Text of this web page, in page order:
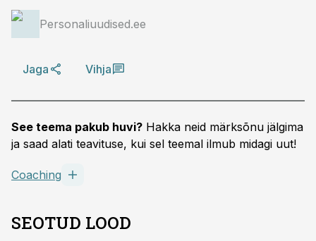
Personaliuudised.ee
Jaga Vihja
See teema pakub huvi? Hakka neid märksõnu jälgima
ja saad alati teavituse, kui sel teemal ilmub midagi uut!
Coaching
SEOTUD LOOD